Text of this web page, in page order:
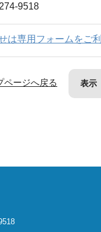
9518
専用フォームをご利
ページへ戻る 表示